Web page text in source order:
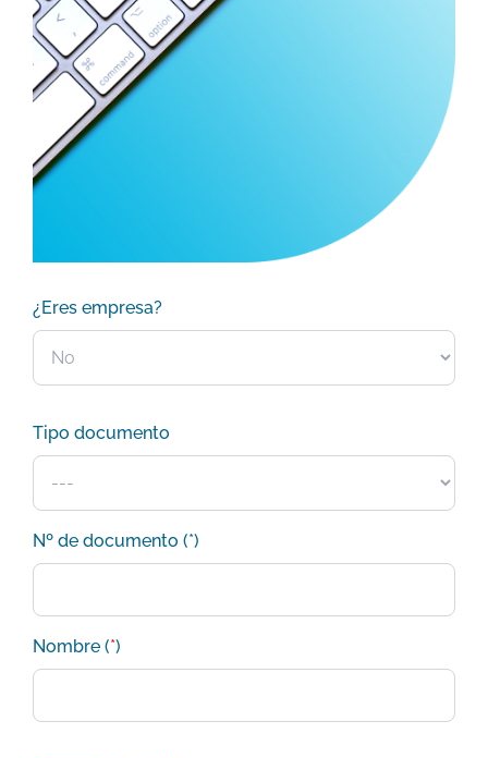
¿Eres empresa?
Tipo documento
Nº de documento (*)
Nombre (*)